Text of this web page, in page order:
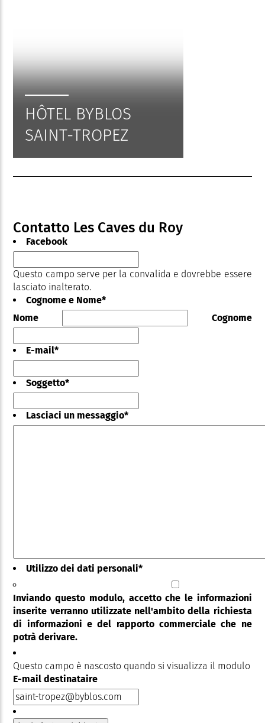
HÔTEL BYBLOS
SAINT-TROPEZ
Contatto Les Caves du Roy
Facebook
Questo campo serve per la convalida e dovrebbe essere
lasciato inalterato.
Cognome e Nome*
Nome
Cognome
E-mail*
Soggetto*
Lasciaci un messaggio*
Utilizzo dei dati personali*
Inviando questo modulo, accetto che le informazioni
inserite verranno utilizzate nell'ambito della richiesta
di informazioni e del rapporto commerciale che ne
potrà derivare.
Questo campo è nascosto quando si visualizza il modulo
E-mail destinataire